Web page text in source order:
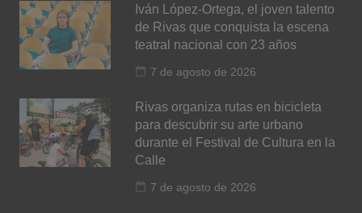
Iván López-Ortega, el joven talento
de Rivas que conquista la escena
teatral nacional con 23 años
7 de agosto de 2026
Rivas organiza rutas en bicicleta
para descubrir su arte urbano
durante el Festival de Cultura en la
Calle
7 de agosto de 2026